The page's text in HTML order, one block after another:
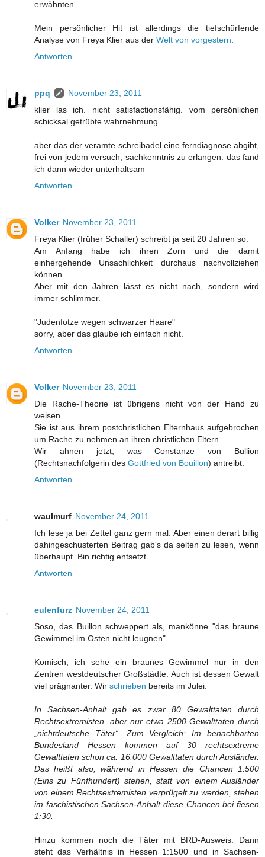
erwähnten.
Mein persönlicher Hit ist allerdings die tiefschürfende
Analyse von Freya Klier aus der Welt von vorgestern
Antworten
ppq
November 23, 2011
klier las ich. nicht satisfactionsfähig. vom persönlichen
schicksal getrübte wahrnehmung.
aber das der veramte schreibadel eine ferndiagnose abgibt,
frei von jedem versuch, sachkenntnis zu erlangen. das fand
ich dann wieder unterhaltsam
Antworten
Volker November 23, 2011
Freya Klier (früher Schaller) schreibt ja seit 20 Jahren so.
Am Anfang habe ich ihren Zorn und die damit
einhergehende Unsachlichkeit durchaus nachvollziehen
können.
Aber mit den Jahren lässt es nicht nach, sondern wird
immer schlimmer.
"Judenfotze wegen schwarzer Haare"
sorry, aber das glaube ich einfach nicht.
Antworten
Volker November 23, 2011
Die Rache-Theorie ist übrigens nicht von der Hand zu
weisen.
Sie ist aus ihrem postchristlichen Elternhaus aufgebrochen
um Rache zu nehmen an ihren christlichen Eltern.
Wir ahnen jetzt, was Constanze von Bullion
(Rechtsnachfolgerin des Gottfried von Bouillon) antreibt.
Antworten
waulmurf November 24, 2011
Ich lese ja bei Zettel ganz gern mal. Aber einen derart billig
dahingeschusterten Beitrag gab's da selten zu lesen, wenn
überhaupt. Bin richtig entsetzt.
Antworten
eulenfurz November 24, 2011
Soso, das Buillon schweppert als, mankönne "das braune
Gewimmel im Osten nicht leugnen".
Komisch, ich sehe ein braunes Gewimmel nur in den
Zentren westdeutscher Großstädte. Auch ist dessen Gewalt
viel prägnanter. Wir schrieben bereits im Julei:
In Sachsen-Anhalt gab es zwar 80 Gewalttaten durch
Rechtsextremisten, aber nur etwa 2500 Gewalttaten durch
„nichtdeutsche Täter“. Zum Vergleich: Im benachbarten
Bundesland Hessen kommen auf 30 rechtsextreme
Gewalttaten schon ca. 16.000 Gewalttaten durch Ausländer.
Das heißt also, während in Hessen die Chancen 1:500
(Eins zu Fünfhundert) stehen, statt von einem Ausländer
von einem Rechtsextremisten verprügelt zu werden, stehen
im faschistischen Sachsen-Anhalt diese Chancen bei fiesen
1:30.
Hinzu kommen noch die Täter mit BRD-Ausweis. Dann
steht das Verhältnis in Hessen 1:1500 und in Sachsen-